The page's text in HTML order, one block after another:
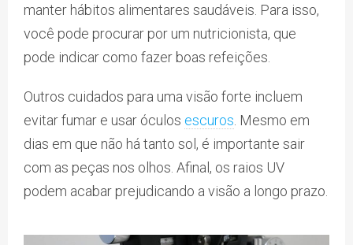
manter hábitos alimentares saudáveis. Para isso,
você pode procurar por um nutricionista, que
pode indicar como fazer boas refeições.
Outros cuidados para uma visão forte incluem
evitar fumar e usar óculos escuros . Mesmo em
dias em que não há tanto sol, é importante sair
com as peças nos olhos. Afinal, os raios UV
podem acabar prejudicando a visão a longo prazo.